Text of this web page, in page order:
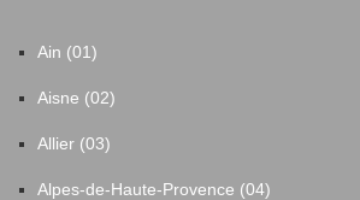
Ain (01)
Aisne (02)
Allier (03)
Alpes-de-Haute-Provence (04)